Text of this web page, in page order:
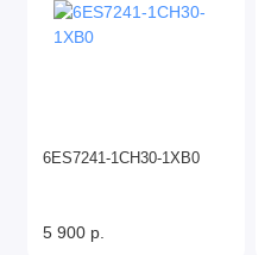
6ES7241-1CH30-1XB0
5 900 р.